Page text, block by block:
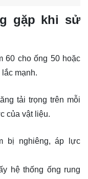
gặp khi sử
60 cho ống 50 hoặc
mạnh.
tải trọng trên mỗi
của vật liệu.
bị nghiêng, áp lực
hệ thống ống rung